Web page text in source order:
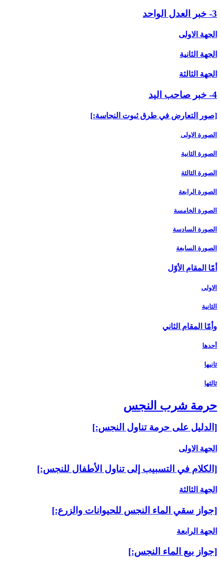
3- خبر العدل الواحد
الجهة الاولى
الجهة الثانية
الجهة الثالثة
4- خبر صاحب اليد
[صور التعارض في طرق ثبوت النجاسة:]
الصورة الاولى
الصورة الثانية
الصورة الثالثة
الصورة الرابعة
الصورة الخامسة
الصورة السادسة
الصورة السابعة
أمّا المقام الأوّل‏
الاولى
الثانية
وأمّا المقام الثاني‏
أحدها
ثانيها
ثالثها
حرمة شرب النجس‏
[الدليل على حرمة تناول النجس:]
الجهة الاولى
[الكلام في التسبيب إلى تناول الأطفال للنجس:]
الجهة الثالثة
[جواز سقي الماء النجس للحيوانات والزرع:]
الجهة الرابعة
[جواز بيع الماء النجس:]